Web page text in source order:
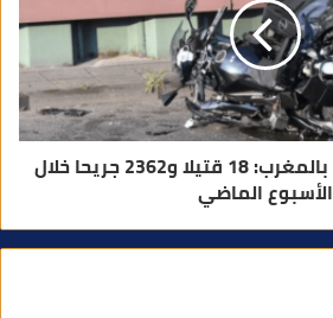
حصيلة حوادث السير بالمغرب: 18 قتيلا و2362 جريحا خلال
الأسبوع الماضي